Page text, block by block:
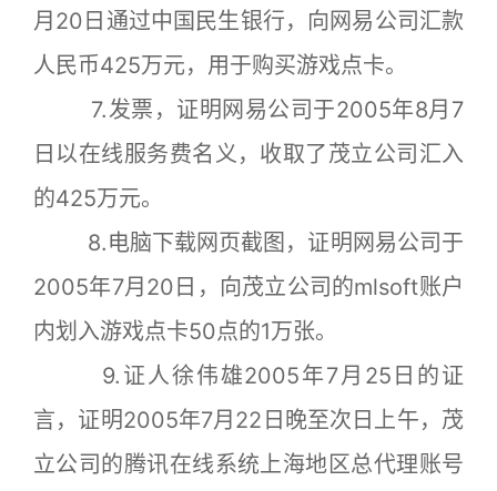
月20日通过中国民生银行，向网易公司汇款
人民币425万元，用于购买游戏点卡。
7.发票，证明网易公司于2005年8月7
日以在线服务费名义，收取了茂立公司汇入
的425万元。
8.电脑下载网页截图，证明网易公司于
2005年7月20日，向茂立公司的mlsoft账户
内划入游戏点卡50点的1万张。
9.证人徐伟雄2005年7月25日的证
言，证明2005年7月22日晚至次日上午，茂
立公司的腾讯在线系统上海地区总代理账号